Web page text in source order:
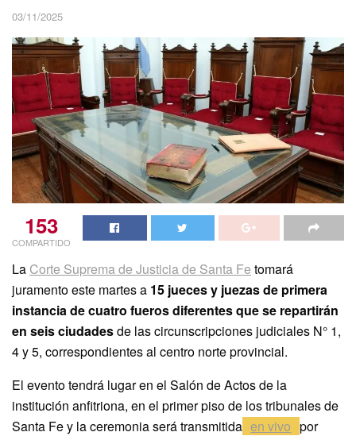
03/11/2025
153
COMPARTIDO
La Corte Suprema de Justicia de Santa Fe tomará
juramento este martes a 15 jueces y juezas de primera
instancia de cuatro fueros diferentes que se repartirán
en seis ciudadesde las circunscripciones judiciales N° 1,
4 y 5, correspondientes al centro norte provincial.
El evento tendrá lugar en el Salón de Actos de la
institución anfitriona, en el primer piso de los tribunales de
Santa Fe y la ceremonia será transmitida en vivo por